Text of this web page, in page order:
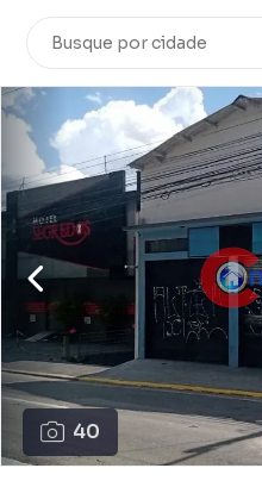
40